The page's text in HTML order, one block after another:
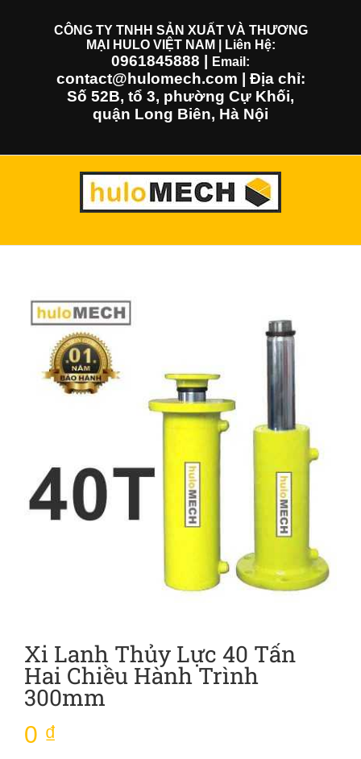
CÔNG TY TNHH SẢN XUẤT VÀ THƯƠNG
MẠI HULO VIỆT NAM | Liên Hệ:
0961845888 Email:
contact@hulomech.com | Địa chỉ:
Số 52B, tổ 3, phường Cự Khối,
quận Long Biên, Hà Nội
Xi Lanh Thủy Lực 40 Tấn
Hai Chiều Hành Trình
300mm
0 ₫